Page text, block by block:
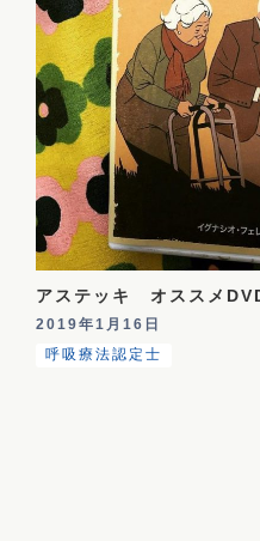
アステッキ オススメ
2019年1月16日
呼吸療法認定士